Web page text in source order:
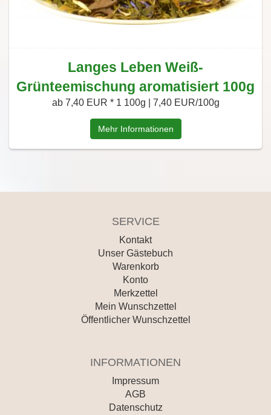
Langes Leben Weiß-
Grünteemischung aromatisiert 100g
ab 7,40 EUR * 1 100g | 7,40 EUR/100g
Mehr Informationen
SERVICE
Kontakt
Unser Gästebuch
Warenkorb
Konto
Merkzettel
Mein Wunschzettel
Öffentlicher Wunschzettel
INFORMATIONEN
Impressum
AGB
Datenschutz